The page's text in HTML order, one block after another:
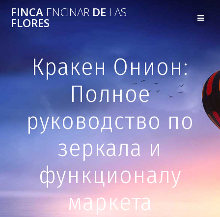
FINCA ENCINAR DE LAS
FLORES
Кракен Онион:
Полное
руководство по
зеркала и
функционалу
маркета